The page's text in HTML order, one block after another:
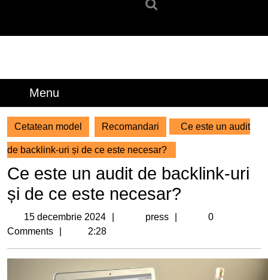
Menu
Cetatean model Recomandari Ce este un audit
de backlink-uri și de ce este necesar?
Ce este un audit de backlink-uri
și de ce este necesar?
15 decembrie 2024 press press0
Comments
2:28